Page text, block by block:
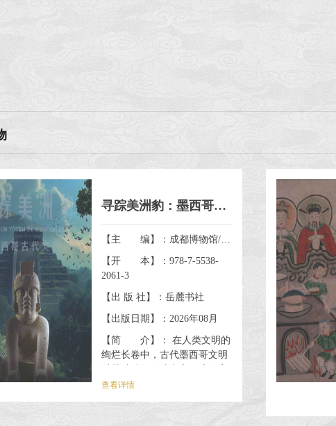
寻踪美洲豹：墨西哥古代文明
【主 编】：成都博物馆/墨西哥国家人类学与历史研究所/北京坤远文博展览有限公司
【开 本】：978-7-5538-
2061-3
【出 版 社】：岳麓书社
【出版日期】：2026年08月
【简 介】： 在人类文明的
绚烂长卷中，古代墨西哥文明
宙理解古据了特殊位置。早在
查看详情